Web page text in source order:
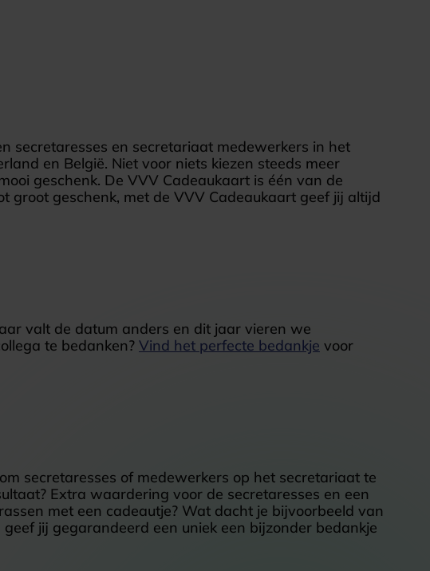
secretaresses en secretariaat medewerkers in het
en België. Niet voor niets kiezen steeds meer
geschenk. De VVV Cadeaukaart is één van de
groot geschenk, met de VVV Cadeaukaart geef jij altijd
valt de datum anders en dit jaar vieren we
te bedanken? Vind het perfecte bedankje voor
secretaresses of medewerkers op het secretariaat te
Extra waardering voor de secretaresses en een
met een cadeautje? Wat dacht je bijvoorbeeld van
jij gegarandeerd een uniek een bijzonder bedankje